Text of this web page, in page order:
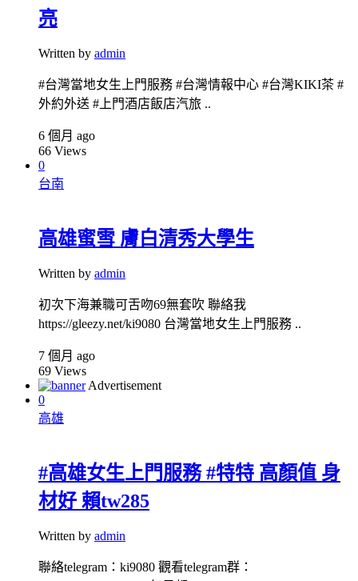
亮
Written by admin
#台灣當地女生上門服務 #台灣情報中心 #台灣KIKI茶 #
外約外送 #上門酒店飯店汽旅 ..
6 個月 ago
66 Views
0
台南
高雄蜜雪 膚白清秀大學生
Written by admin
初次下海兼職可舌吻69無套吹 聯絡我
https://gleezy.net/ki9080 台灣當地女生上門服務 ..
7 個月 ago
69 Views
Advertisement
0
高雄
#高雄女生上門服務 #特特 高顏值 身
材好 賴tw285
Written by admin
聯絡telegram：ki9080 觀看telegram群：